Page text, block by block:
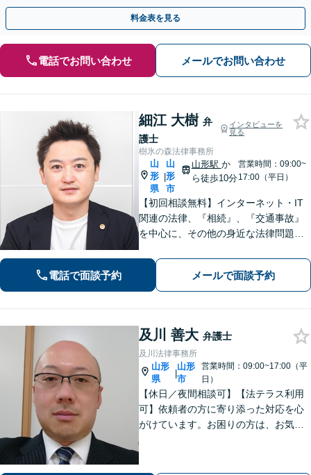
確に対応を進めてまいります。
料金表を見る
電話でお問い合わせ メールでお問い合わせ
細江 大樹 弁
護士
インタビューを
見る
樹氷の森法律事務所
山
形
県
|
山
形
市
山形駅 か
ら徒歩10分
営業時間：09:00~
17:00（平日）
【初回相談無料】インターネット・IT
関連の法律、『相続』、『交通事故』
を中心に、その他の身近な法律問題も
ず、まずはお気軽にご相談ください
【オンライン相談可能】【完全個室】
【駐車場あり】【山形駅11分】
電話で面談予約 メールで面談予約
及川 善大 弁護士
及川法律事務所
山形
県
|
山形
市
営業時間：09:00~17:00（平
日）
【休日／夜間相談可】【法テラス利用
可】依頼者の方に寄り添った対応を心
がけています。お困りの方は、お気軽